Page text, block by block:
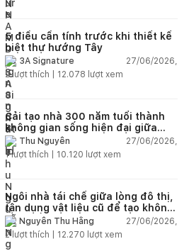
5 điều cần tính trước khi thiết kế
biệt thự hướng Tây
3A Signature
27/06/2026,
2lượt thích | 12.078 lượt xem
Cải tạo nhà 300 năm tuổi thành
không gian sống hiện đại giữa
thiên nhiên
Thu Nguyễn
27/06/2026,
1lượt thích | 10.120 lượt xem
Ngôi nhà tái chế giữa lòng đô thị,
tận dụng vật liệu cũ để tạo không
gian sống linh hoạt
Nguyễn Thu Hằng
27/06/2026,
2lượt thích | 12.270 lượt xem